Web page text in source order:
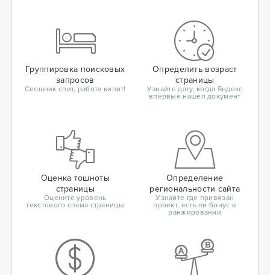
Группировка поисковых
запросов
Сеошник спит, работа кипит!
Определить возраст
страницы
Узнайте дату, когда Яндекс
впервые нашел документ
Оценка тошноты
страницы
Оцените уровень
текстового спама страницы
Определение
региональности сайта
Узнайте где привязан
проект, есть ли бонус в
ранжировании